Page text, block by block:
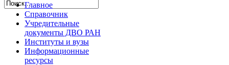
Главное
Справочник
Учредительные
документы ДВО РАН
Институты и вузы
Информационные
ресурсы